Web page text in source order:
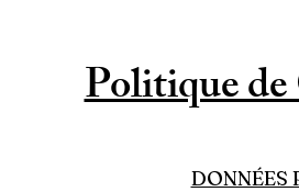
Politique
DONNÉES